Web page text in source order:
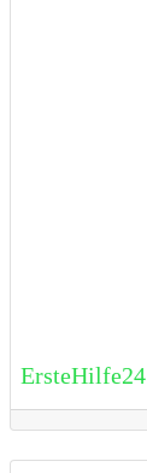
ErsteHilfe24